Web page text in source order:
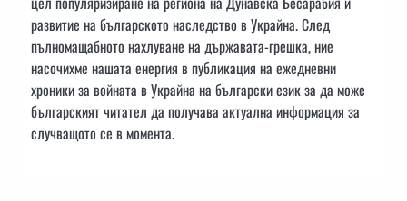
развитие на българското наследство в Украйна. След
пълномащабното нахлуване на държавата-грешка, ние
насочихме нашата енергия в публикация на ежедневни
хроники за войната в Украйна на български език за да може
българският читател да получава актуална информация за
случващото се в момента.